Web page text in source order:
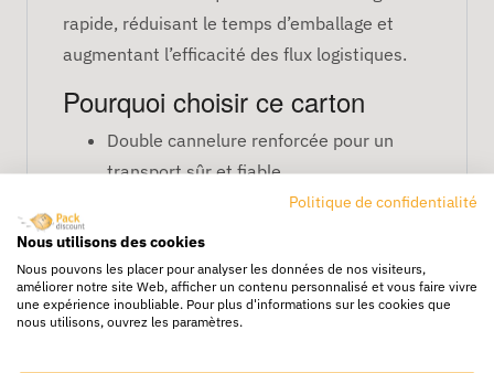
rapide, réduisant le temps d’emballage et
augmentant l’efficacité des flux logistiques.
Pourquoi choisir ce carton
Double cannelure renforcée pour un
transport sûr et fiable.
Résistance aux vibrations et aux
écrasements pendant le stockage ou le
transport.
Montage ultra-rapide pour un gain de
productivité notable.
Politique de confidentialité
Nous utilisons des cookies
Nous pouvons les placer pour analyser les données de nos visiteurs,
améliorer notre site Web, afficher un contenu personnalisé et vous faire vivre
une expérience inoubliable. Pour plus d'informations sur les cookies que
nous utilisons, ouvrez les paramètres.